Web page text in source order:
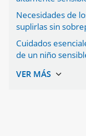
Necesidades de
suplirlas sin
Cuidados
de un niño